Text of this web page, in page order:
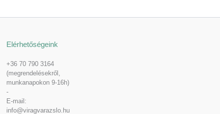
Elérhetőségeink
+36 70 790 3164
(megrendelésekről,
munkanapokon 9-16h)
-
E-mail:
info@viragvarazslo.hu